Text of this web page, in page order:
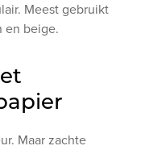
Meest gebruikt
en beige.
Maar zachte